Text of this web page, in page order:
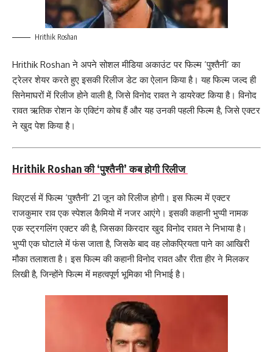
Hrithik Roshan
Hrithik Roshan ने अपने सोशल मीडिया अकाउंट पर फिल्म ‘पुश्तैनी’ का
ट्रेलर शेयर करते हुए इसकी रिलीज डेट का ऐलान किया है। यह फिल्म जल्द ही
सिनेमाघरों में रिलीज होने वाली है, जिसे विनोद रावत ने डायरेक्ट किया है। विनोद
रावत ऋतिक रोशन के एक्टिंग कोच हैं और यह उनकी पहली फिल्म है, जिसे एक्टर
ने खुद पेश किया है।
Hrithik Roshan की ‘पुश्तैनी’ कब होगी रिलीज
थिएटर्स में फिल्म ‘पुश्तैनी’ 21 जून को रिलीज होगी। इस फिल्म में एक्टर
राजकुमार राव एक स्पेशल कैमियो में नजर आएंगे। इसकी कहानी भुप्पी नामक
एक स्ट्रगलिंग एक्टर की है, जिसका किरदार खुद विनोद रावत ने निभाया है।
भुप्पी एक घोटाले में फंस जाता है, जिसके बाद वह लोकप्रियता पाने का आखिरी
मौका तलाशता है। इस फिल्म की कहानी विनोद रावत और रीता हीर ने मिलकर
लिखी है, जिन्होंने फिल्म में महत्वपूर्ण भूमिका भी निभाई है।